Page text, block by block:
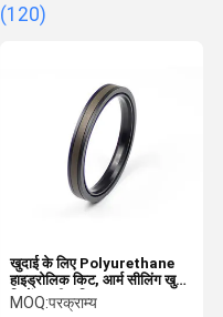
(120)
खुदाई के लिए Polyurethane
हाइड्रोलिक किट, आर्म सीलिंग खुदाई
सिलेंडर सील किट
MOQ:परक्राम्य